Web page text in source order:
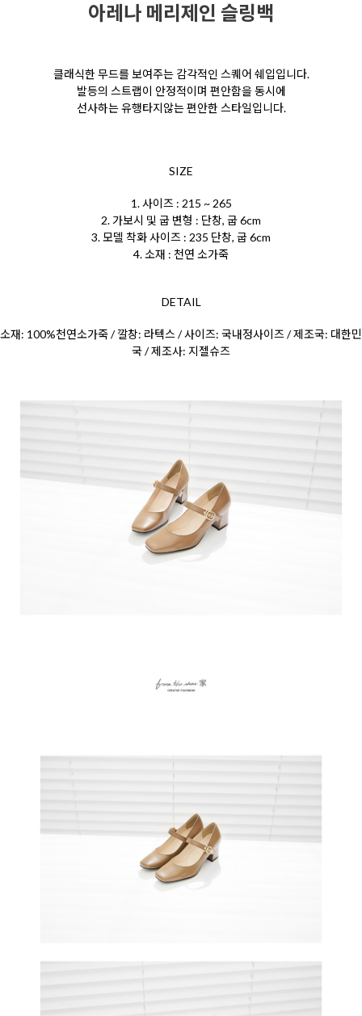
아레나 메리제인 슬링백
클래식한 무드를 보여주는 감각적인 스퀘어 쉐입입니다.
발등의 스트랩이 안정적이며 편안함을동시에
선사하는 유행타지않는 편안한 스타일입니다.
SIZE
1. 사이즈 : 215 ~ 265
2. 가보시 및 굽 변형 : 단창, 굽 6cm
3. 모델 착화 사이즈 : 235 단창, 굽 6cm
4. 소재 : 천연 소가죽
DETAIL
소재: 100%천연소가죽 / 깔창: 라텍스 / 사이즈: 국내정사이즈 / 제조국: 대한민
국 / 제조사: 지젤슈즈